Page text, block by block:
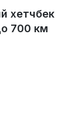
хетчбек
700 км